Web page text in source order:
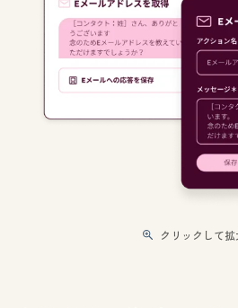
クリックして